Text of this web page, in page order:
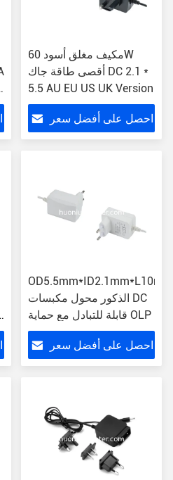
مكيف مغلق أسود 60W
أقصى طاقة جاك DC 2.1 *
5.5 AU EU US UK Version
احصل على أفضل سعر
OD5.5mm*ID2.1mm*L10mm
الذكور محول مكبسات DC
قابلة للتبادل مع حماية OLP
احصل على أفضل سعر